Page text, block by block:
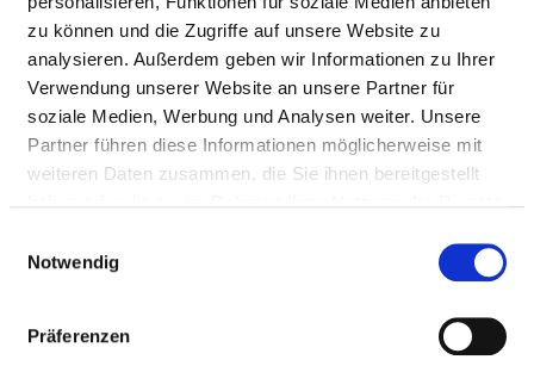
zu können und die Zugriffe auf unsere Website zu
analysieren. Außerdem geben wir Informationen zu Ihrer
Verwendung unserer Website an unsere Partner für
soziale Medien, Werbung und Analysen weiter. Unsere
Partner führen diese Informationen möglicherweise mit
weiteren Daten zusammen, die Sie ihnen bereitgestellt
Notwendig
Präferenzen
ureterorenoskopisch,
mit Desintegration
(Lithotripsie)
Diagnostische
Urethrozystoskopie
5 1-661
Steinen,
Harnblase: